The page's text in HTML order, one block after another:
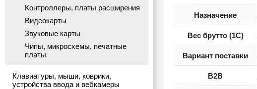
Контроллеры, платы расширения
Видеокарты
Звуковые карты
Чипы, микросхемы, печатные
платы
Клавиатуры, мыши, коврики,
устройства ввода и вебкамеры
Назначение
Вес брутто (1С)
Вариант поставки
B2B